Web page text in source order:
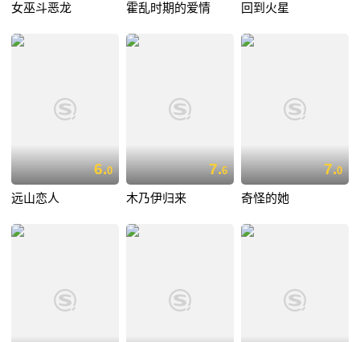
女巫斗恶龙 霍乱时期的爱情 回到火星
6.0
远山恋人
7.6
木乃伊归来
7.0
奇怪的她